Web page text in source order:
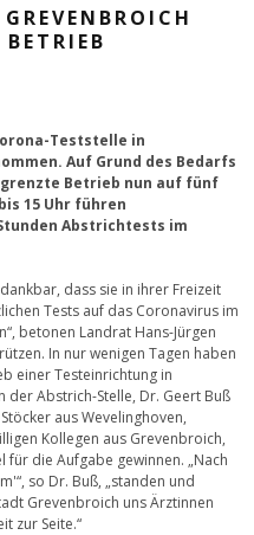
Teststelle in
Auf Grund des Bedarfs
Betrieb nun auf fünf
15 Uhr führen
Abstrichtests im
dass sie in ihrer Freizeit
Tests auf das Coronavirus im
betonen Landrat Hans-Jürgen
In nur wenigen Tagen haben
einer Testeinrichtung in
Abstrich-Stelle, Dr. Geert Buß
aus Wevelinghoven,
Kollegen aus Grevenbroich,
für die Aufgabe gewinnen. „Nach
so Dr. Buß, „standen und
Grevenbroich uns Ärztinnen
zur Seite.“